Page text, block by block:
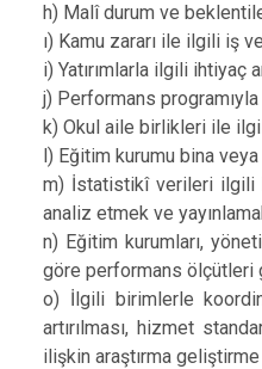
h) Malî durum ve
ı) Kamu zararı ile ilgili iş
i) Yatırımlarla ilgili ihtiyaç
j) Performans
k) Okul aile birlikleri ile
l) Eğitim kurumu bina
m) İstatistikî verileri ilgili
analiz etmek ve
n) Eğitim kurumları,
göre performans ölçütleri
o) İlgili birimlerle
artırılması, hizmet
ilişkin araştırma